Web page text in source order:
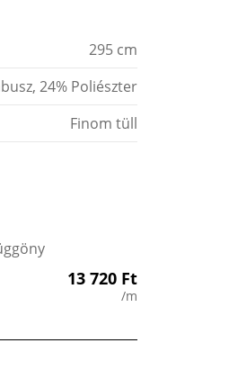
295 cm
24% Poliészter
Finom tüll
13 720 Ft
/m